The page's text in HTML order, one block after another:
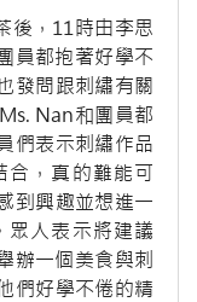
後，11時由李思
員都抱著好學不
發問跟刺繡有關
Nan和團員都
們表示刺繡作品
合，真的難能可
到興趣並想進一
眾人表示將建議
辦一個美食與刺
們好學不倦的精